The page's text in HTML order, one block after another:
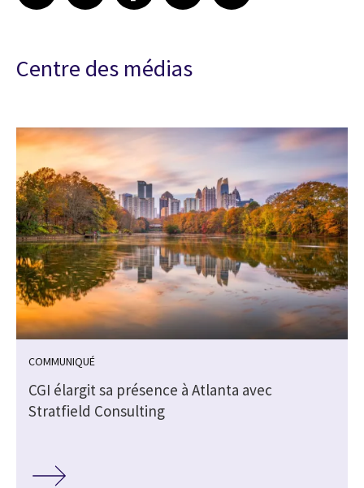
Centre des médias
COMMUNIQUÉ
CGI élargit sa présence à Atlanta avec
Stratfield Consulting